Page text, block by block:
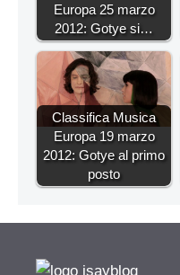
Europa 25 marzo
2012: Gotye si…
Classifica Musica
Europa 19 marzo
2012: Gotye al primo
posto